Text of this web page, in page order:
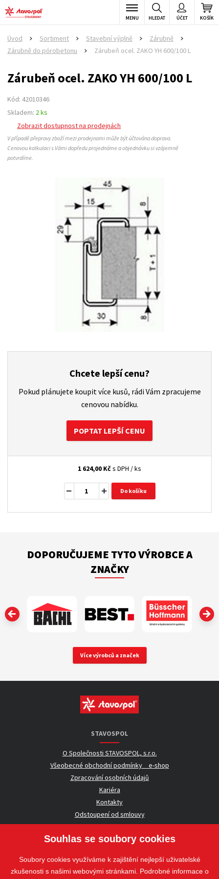
KOŠÍK
ÚČET
HLEDAT
MENU
Úvod Sortiment Stavební výplně Zárubně
Zárubně do pórobetonu
Zárubeň ocel. ZAKO YH 600/100 L
Zárubeň ocel. ZAKO YH 600/100 L
Kód: 42010346
Skladem: 2 ks
Zobrazit dostupnost na prodejnách
V případě přepravy zboží mezi prodejnami může být účtována doprava.
Cenovou kalkulaci s Vámi dopředu projednáme a objednávku si vzájemně
potvrdíme.
Chcete lepší cenu?
Pokud plánujete koupit více kusů, rádi Vám zpracujeme
cenovou nabídku.
POPTAT LEPŠÍ CENU
1 624,00 Kčs DPH / ks
Do košíku
DOPORUČUJEME TYTO VÝROBCE A
ZNAČKY
‹
Více výrobců a značek
STAVOSPOL
O Společnosti STAVOSPOL, s.r.o.
Všeobecné obchodní podmínky _ e-shop
Zpracování osobních údajů
Kariéra
Kontakty
Odstoupení od smlouvy
UŽITEČNÉ INFORMACE
Nezávazná poptávka
Whistleblowing
Souhlas se soubory cookies
Soubory cookies využíváme k zajištění nejlepší uživatelské
zkušenosti s našimi webovými stránkami. Podrobné informace o